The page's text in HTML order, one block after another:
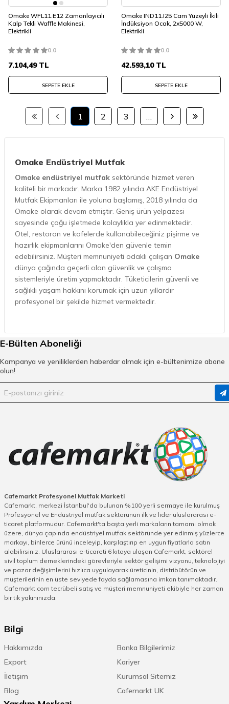
Omake WFL11.E12 Zamanlayıcılı
Kalp Tekli Waffle Makinesi,
Elektrikli
0.0
7.104,49TL
SEPETE EKLE
Omake IND11.I25 Cam Yüzeyli İkili
İndüksiyon Ocak, 2x5000 W,
Elektrikli
0.0
42.593,10TL
SEPETE EKLE
1 2 3
Omake Endüstriyel Mutfak
Omake endüstriyel mutfak sektöründe hizmet veren
kaliteli bir markadır. Marka 1982 yılında AKE Endüstriyel
Mutfak Ekipmanları ile yoluna başlamış, 2018 yılında da
Omake olarak devam etmiştir. Geniş ürün yelpazesi
sayesinde çoğu işletmede kolaylıkla yer edinmektedir.
Otel, restoran ve kafelerde kullanabileceğiniz pişirme ve
hazırlık ekipmanlarını Omake'den güvenle temin
edebilirsiniz. Müşteri memnuniyeti odaklı çalışan Omake
dünya çağında geçerli olan güvenlik ve çalışma
sistemleriyle üretim yapmaktadır. Tüketicilerin güvenli ve
sağlıklı yaşam hakkını korumak için uzun yıllardır
profesyonel bir şekilde hizmet vermektedir.
Omake Fırın
Markanın fırın modelleri son teknoloji ile
yüksek verimli olarak üretilmektedir.Omake
olabilir. İhtiyacınıza elektrikli ya da
doğalgazlı fırınları tercih edebilirsiniz.
Temperli kapak camlı fırınlarda seri pişirme
diğer fırın çeşidi ise kumpir fırınlarıdır.
Omake kumpir fırınları
manuel ve dijital
modellerde üretilmektedir. Dilerseniz tüm
ayarları manuel dilerseniz de dijital olarak
yapabilirsiniz. Kumpir fırınlarının iç aksamı
görüntüsüyle işletmeler için de dekoratif
olan fırınlara cafemarkt.com'dan en uygun
fiyatlarla ulaşabilirsiniz.
Omake Bar Blender
Bar blender modelleri neredeyse tüm
işletmelerde yoğun bir şekilde kullanılır.
Omake yoğun kullanımı göz önünde
sahip ekipmanların sürahisi 3 litredir. Geniş
yapmanızı sağlayarak zamandan tasarruf
etmenizi sağlar. Hız kontrollü bar blender
modelleri birçok renk seçeneğiyle dikkat
çeker. Sizin için en uygun mutfak
E-Bülten Aboneliği
Kampanya ve yeniliklerden haberdar olmak için e-bültenimize abone
olun!
Cafemarkt Profesyonel Mutfak Marketi
Cafemarkt, merkezi İstanbul'da bulunan %100 yerli sermaye ile kurulmuş
Profesyonel ve Endüstriyel mutfak sektörünün ilk ve lider uluslararası e-
ticaret platformudur. Cafemarkt'ta başta yerli markaların tamamı olmak
üzere, dünya çapında endüstriyel mutfak sektöründe yer edinmiş yüzlerce
markayı, binlerce ürünü inceleyip, karşılaştırıp en uygun fiyatlarla satın
alabilirsiniz. Uluslararası e-ticareti 6 kıtaya ulaşan Cafemarkt, sektörel
sivil toplum derneklerindeki görevleriyle sektör gelişimi vizyonu, teknolojiyi
ve pazar değişimlerini hızlıca uygulayarak üreticinin, distribütörün ve
müşterilerinin en üste seviyede fayda sağlamasına imkan tanımaktadır.
Cafemarkt.com tecrübeli satış ve müşteri memnuniyeti ekibiyle her zaman
bir tık yakınınızda.
Bilgi
Hakkımızda
Banka Bilgilerimiz
Export
Kariyer
İletişim
Kurumsal Sitemiz
Blog
Cafemarkt UK